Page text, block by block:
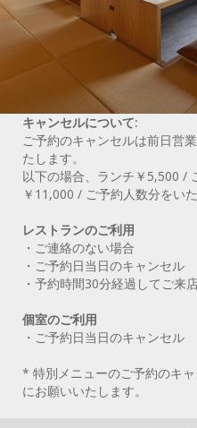
キャンセルについて:
ご予約のキャンセルは前日営
たします。
以下の場合、ランチ￥5,500 /
￥11,000 / ご予約人数分をい
レストランのご利用
・ご連絡のない場合
・ご予約日当日のキャンセル
・予約時間30分経過してご来
個室のご利用
・ご予約日当日のキャンセル
* 特別メニューのご予約のキ
にお願いいたします。